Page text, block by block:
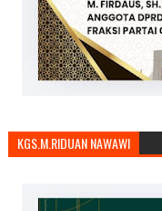
KGS.M.RIDUAN NAWAWI